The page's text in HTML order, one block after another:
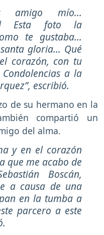
amigo mío...
Esta foto la
te gustaba...
gloria... Qué
corazón, con tu
a la
, escribió.
de su hermano en la
compartió un
del alma.
y en el corazón
que me acabo de
Boscán,
a causa de una
en la tumba a
parcero a este